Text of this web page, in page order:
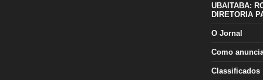
UBAITABA:
DIRETORIA
O Jornal
Como
Classificados